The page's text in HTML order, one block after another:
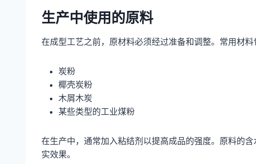
生产中使用的原料
在成型工艺之前，原材料必须经过准备和调整。常用材料
炭粉
椰壳炭粉
木屑木炭
某些类型的工业煤粉
在生产中，通常加入粘结剂以提高成品的强度。原料的
实效果。